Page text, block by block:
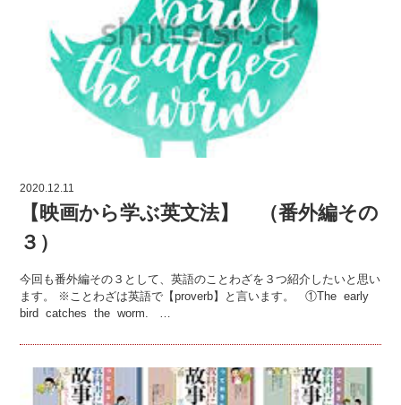
2020.12.11
【映画から学ぶ英文法】 （番外編その
３）
今回も番外編その３として、英語のことわざを３つ紹介したいと思い
ます。 ※ことわざは英語で【proverb】と言います。 ①The early
bird catches the worm. …